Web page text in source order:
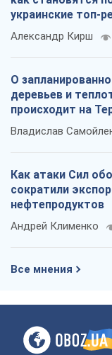
украинские топ-
Александр Кирш
О
деревьев и
происходит на
Владислав
Как атаки Сил
сократили
нефтепродуктов
Андрей Клименко
Все мнения